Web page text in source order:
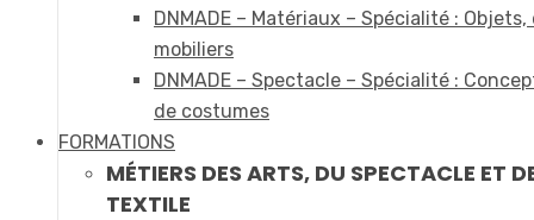
DNMADE – Matériaux – Spécialité :
mobiliers
DNMADE – Spectacle – Spécialité :
de costumes
FORMATIONS
MÉTIERS DES ARTS, DU SPECTACLE ET
TEXTILE